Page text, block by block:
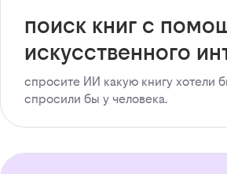
поиск книг с
искусственного
спросите ИИ какую книгу хотели
спросили бы у человека.